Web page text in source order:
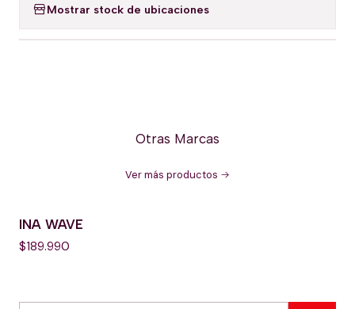
Mostrar stock de ubicaciones
Otras Marcas
Ver más productos
INA WAVE
$189.990